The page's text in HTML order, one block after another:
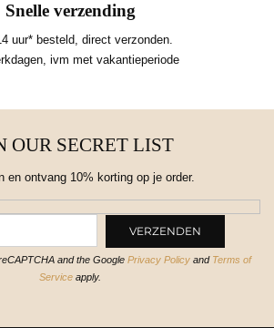
Snelle verzending
uur* besteld, direct verzonden.
ivm met vakantieperiode
OUR SECRET LIST
en ontvang 10% korting op je order.
and the Google Privacy Policyand Terms of
Service apply.